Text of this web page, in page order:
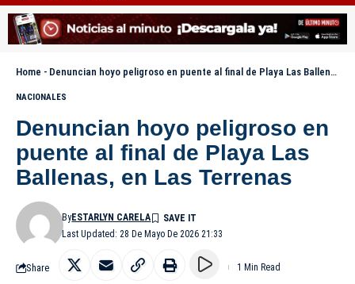
Home - Denuncian hoyo peligroso en puente al final de Playa Las Ballenas, en Las Terrenas
NACIONALES
Denuncian hoyo peligroso en
puente al final de Playa Las
Ballenas, en Las Terrenas
Last Updated: 28 De Mayo De 2026 21:33
ByESTARLYN CARELA
Share 1 Min Read